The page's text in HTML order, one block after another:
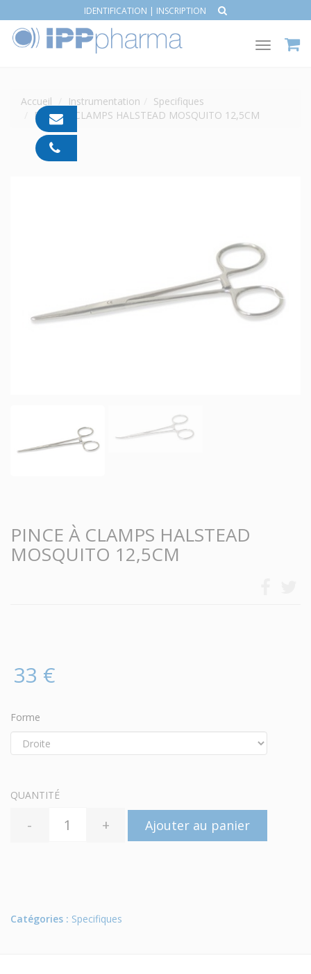
IDENTIFICATION | INSCRIPTION
Toggle
Accueil Instrumentation
Specifiques
PINCE À CLAMPS HALSTEAD MOSQUITO 12,5CM
PINCE À CLAMPS HALSTEAD
MOSQUITO 12,5CM
33 €
Forme
QUANTITÉ
- + Ajouter au panier
Catégories : Specifiques
contact@ipp-
pharma.com
91